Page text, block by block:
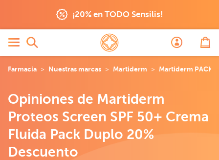
¡20% en TODO Sensilis!
Farmacia Nuestras marcas Martiderm Martiderm PACK
Opiniones de Martiderm
Proteos Screen SPF 50+ Crema
Fluida Pack Duplo 20%
Descuento